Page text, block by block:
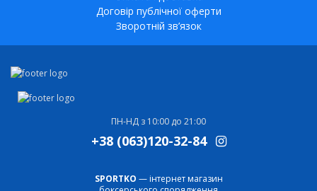
Договір публічної оферти
Зворотній зв’язок
ПН-НД з 10:00 до 21:00
+38 (063)120-32-84
SPORTKO — інтернет магазин